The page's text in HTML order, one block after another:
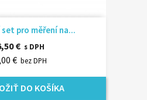
pro měření na...
€ s DPH
€ bez DPH
DO KOŠÍKA